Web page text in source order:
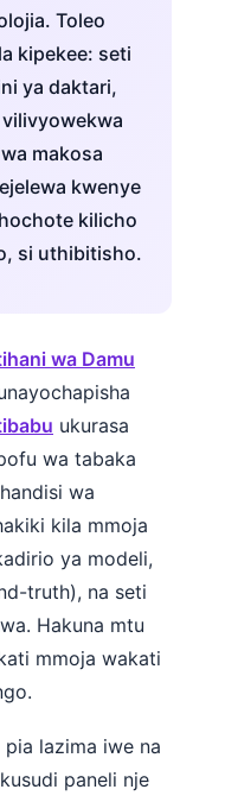
Toleo
kipekee: seti
ya daktari,
makosa
kwenye
kilicho
si uthibitisho.
wa Damu
ukurasa
wa tabaka
wa
kila mmoja
ya modeli,
truth), na seti
Hakuna mtu
mmoja wakati
lazima iwe na
paneli nje